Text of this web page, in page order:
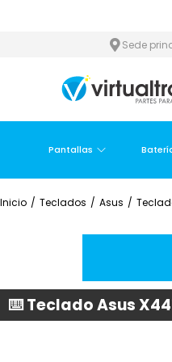
Sede
Pantallas
Inicio / Teclados / Asus /
⌨️ Teclado Asus